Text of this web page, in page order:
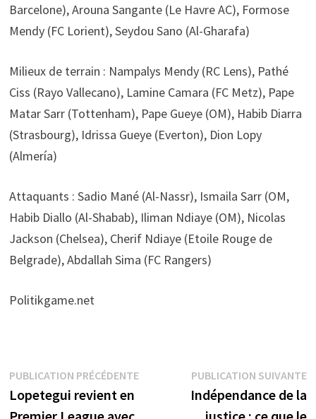
Barcelone), Arouna Sangante (Le Havre AC), Formose
Mendy (FC Lorient), Seydou Sano (Al-Gharafa)
Milieux de terrain : Nampalys Mendy (RC Lens), Pathé
Ciss (Rayo Vallecano), Lamine Camara (FC Metz), Pape
Matar Sarr (Tottenham), Pape Gueye (OM), Habib Diarra
(Strasbourg), Idrissa Gueye (Everton), Dion Lopy
(Almería)
Attaquants : Sadio Mané (Al-Nassr), Ismaila Sarr (OM,
Habib Diallo (Al-Shabab), Iliman Ndiaye (OM), Nicolas
Jackson (Chelsea), Cherif Ndiaye (Etoile Rouge de
Belgrade), Abdallah Sima (FC Rangers)
Politikgame.net
Navigation
de
PUBLICATION PRÉCÉDENTEPublication
précédente :
Lopetegui revient en
PUBLICATION SUIVANTE
Indépendance de la